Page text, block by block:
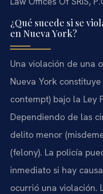
¿Qué sucede si se
en Nueva York?
Una violación de una
Nueva York
contempt) bajo la Ley
Dependiendo de las
delito menor
(felony). La policía
inmediato si hay
ocurrió una violación.